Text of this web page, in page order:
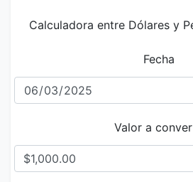
Calculadora entre Dólares y
Fecha
Valor a